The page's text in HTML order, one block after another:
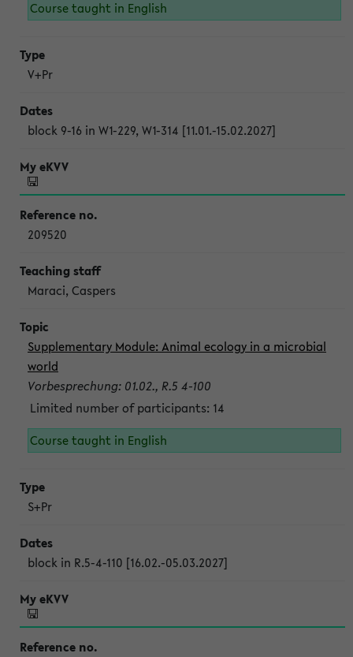
Course taught in English
V+Pr
block 9-16 in W1-229, W1-314 [11.01.-15.02.2027]
209520
Maraci, Caspers
Supplementary Module: Animal ecology in a microbial
world
Vorbesprechung: 01.02., R.5 4-100
Limited number of participants: 14
Course taught in English
S+Pr
block in R.5-4-110 [16.02.-05.03.2027]